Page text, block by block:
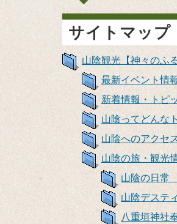
サイトマップ
山陰観光【神々のふ
最新イベント情
新着情報・トピ
山陰ってどんな
山陰へのアクセ
山陰の旅・観光
山陰の日常
山陰デステ
八重垣神社